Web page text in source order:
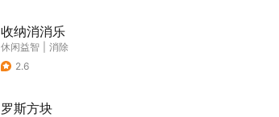
收纳消消乐
休闲益智
消除
2.6
罗斯方块